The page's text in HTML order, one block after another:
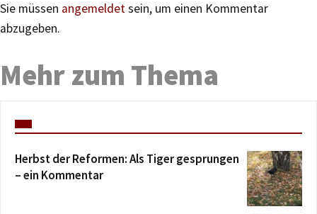
Sie müssen angemeldetsein, um einen Kommentar
abzugeben.
Mehr zum Thema
Herbst der Reformen: Als Tiger gesprungen
– ein Kommentar